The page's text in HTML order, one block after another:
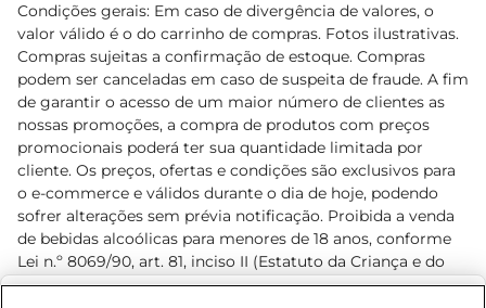
Condições gerais: Em caso de divergência de valores, o
valor válido é o do carrinho de compras. Fotos ilustrativas.
Compras sujeitas a confirmação de estoque. Compras
podem ser canceladas em caso de suspeita de fraude. A fim
de garantir o acesso de um maior número de clientes as
nossas promoções, a compra de produtos com preços
promocionais poderá ter sua quantidade limitada por
cliente. Os preços, ofertas e condições são exclusivos para
o e-commerce e válidos durante o dia de hoje, podendo
sofrer alterações sem prévia notificação. Proibida a venda
de bebidas alcoólicas para menores de 18 anos, conforme
Lei n.º 8069/90, art. 81, inciso II (Estatuto da Criança e do
Adolescente). Preços e condições exclusivos para o